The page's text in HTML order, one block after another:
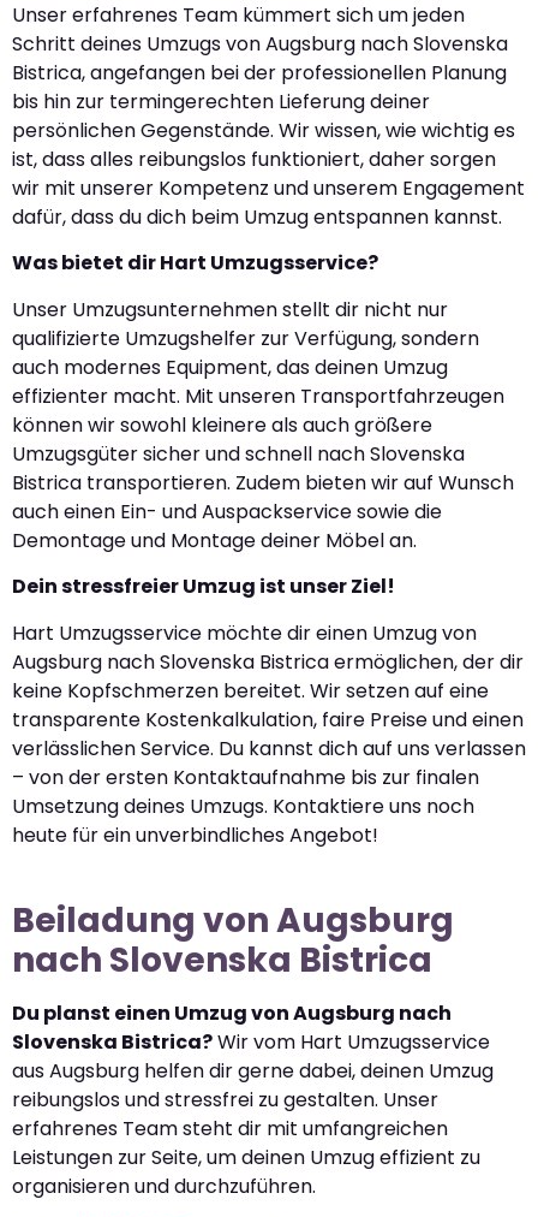
Unser erfahrenes Team kümmert sich um jeden
Schritt deines Umzugs von Augsburg nach Slovenska
Bistrica, angefangen bei der professionellen Planung
bis hin zur termingerechten Lieferung deiner
persönlichen Gegenstände. Wir wissen, wie wichtig es
ist, dass alles reibungslos funktioniert, daher sorgen
wir mit unserer Kompetenz und unserem Engagement
dafür, dass du dich beim Umzug entspannen kannst.
Was bietet dir Hart Umzugsservice?
Unser Umzugsunternehmen stellt dir nicht nur
qualifizierte Umzugshelfer zur Verfügung, sondern
auch modernes Equipment, das deinen Umzug
effizienter macht. Mit unseren Transportfahrzeugen
können wir sowohl kleinere als auch größere
Umzugsgüter sicher und schnell nach Slovenska
Bistrica transportieren. Zudem bieten wir auf Wunsch
auch einen Ein- und Auspackservice sowie die
Demontage und Montage deiner Möbel an.
Dein stressfreier Umzug ist unser Ziel!
Hart Umzugsservice möchte dir einen Umzug von
Augsburg nach Slovenska Bistrica ermöglichen, der dir
keine Kopfschmerzen bereitet. Wir setzen auf eine
transparente Kostenkalkulation, faire Preise und einen
verlässlichen Service. Du kannst dich auf uns verlassen
– von der ersten Kontaktaufnahme bis zur finalen
Umsetzung deines Umzugs. Kontaktiere uns noch
heute für ein unverbindliches Angebot!
Beiladung von Augsburg
nach Slovenska Bistrica
Du planst einen Umzug von Augsburg nach
Slovenska Bistrica?Wir vom Hart Umzugsservice
aus Augsburg helfen dir gerne dabei, deinen Umzug
reibungslos und stressfrei zu gestalten. Unser
erfahrenes Team steht dir mit umfangreichen
Leistungen zur Seite, um deinen Umzug effizient zu
organisieren und durchzuführen.